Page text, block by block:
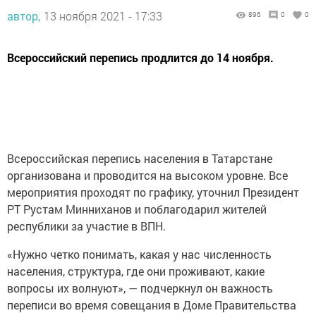
автор, 13 ноября 2021 - 17:33 896 0 0
Всероссийский перепись продлится до 14 ноября.
Всероссийская перепись населения в Татарстане
организована и проводится на высоком уровне. Все
мероприятия проходят по графику, уточнил Президент
РТ Рустам Минниханов и поблагодарил жителей
республики за участие в ВПН.
«Нужно четко понимать, какая у нас численность
населения, структура, где они проживают, какие
вопросы их волнуют», — подчеркнул он важность
переписи во время совещания в Доме Правительства